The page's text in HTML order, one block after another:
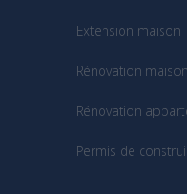
Extension maison
Rénovation maison
Rénovation
Permis de